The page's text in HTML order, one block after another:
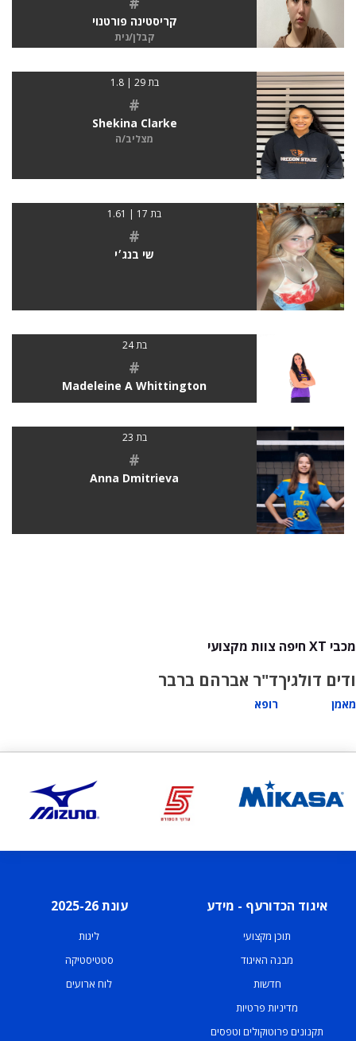
קריסטינה פורטנוי
קבלן/נית
בת 29 | 1.8
#
Shekina Clarke
מצליב/ה
בת 17 | 1.61
#
שי בנג׳י
בת 24
#
Madeleine A Whittington
בת 23
#
Anna Dmitrieva
מכבי XT חיפה צוות מקצועי
ודים דולגיך
מאמן
ד"ר אברהם ברבר
רופא
איגוד הכדורעף - מידע
תוכן מקצועי
מבנה האיגוד
חדשות
מדיניות פרטיות
תקנונים פרוטוקולים וטפסים
עונת 2025-26
ליגות
סטטיסטיקה
לוח ארועים